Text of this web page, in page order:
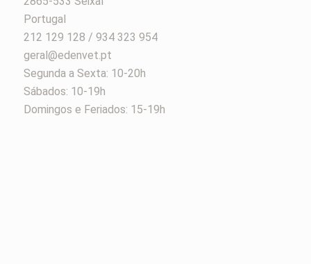
Portugal
212 129 128 / 934 323 954
geral@edenvet.pt
Segunda a Sexta: 10-20h
Sábados: 10-19h
Domingos e Feriados: 15-19h